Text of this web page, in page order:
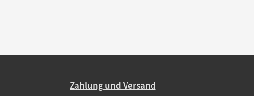
Zahlung und Versand